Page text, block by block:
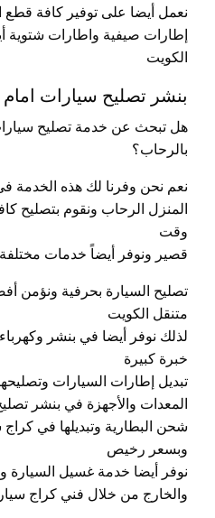
نعمل أيضا على توفير كافة قطع
إطارات صيفية واطارات شتوية
الكويت
بنشر تصليح سيارات امام
هل تبحث عن خدمة تصليح
بالرحاب؟
نعم نحن وفرنا لك هذه الخدمة
المنزل الرحاب ونقوم بتصليح
وقت
قصير ونوفر أيضاً خدمات مختلفة
تصليح السيارة بحرفية ونؤمن
متنقل الكويت
لذلك نوفر أيضا في بنشر
خبرة كبيرة
تبديل إطارات السيارات
المعدات والأجهزة في بنشر
شحن البطارية وتبديلها في
وبسعر رخيص
نوفر أيضا خدمة غسيل السيارة
والخارج من خلال فني كراج